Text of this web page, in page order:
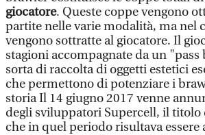
giocatore. Queste coppe vengono
partite nelle varie modalità, ma nel
vengono sottratte al giocatore. Il
stagioni accompagnate da un "pass
sorta di raccolta di oggetti estetici
che permettono di potenziare i
storia Il 14 giugno 2017 venne
degli sviluppatori Supercell, il titolo
che in quel periodo risultava essere